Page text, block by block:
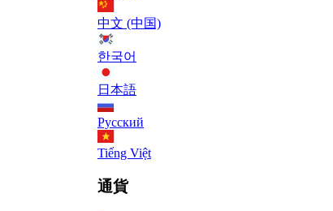
中文 (中国)
한국어
日本語
Русский
Tiếng Việt
通貨